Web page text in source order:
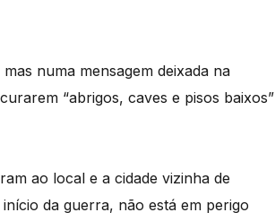
numa mensagem deixada na
“abrigos, caves e pisos baixos”
ao local e a cidade vizinha de
da guerra, não está em perigo